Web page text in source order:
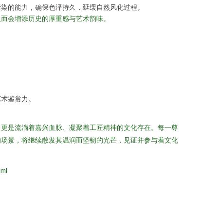
的能力，确保色泽持久，延缓自然风化过程。
会增添历史的厚重感与艺术韵味。
鉴赏力。
是流淌着嘉兴血脉、凝聚着工匠精神的文化存在。每一尊
景，将继续散发其温润而坚韧的光芒，见证并参与着文化